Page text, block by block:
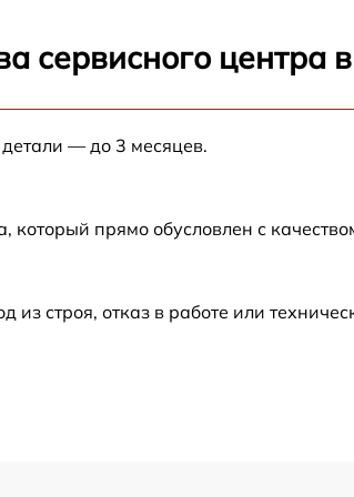
сервисного центра
— до 3 месяцев.
который прямо обусловлен с
строя, отказ в работе или